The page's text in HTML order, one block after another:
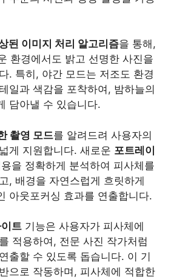
된 이미지 처리 알고리즘을 통해,
환경에서도 밝고 선명한 사진을
. 특히, 야간 모드는 저조도 환경
일과 색감을 포착하여, 밤하늘의
담아낼 수 있습니다.
촬영 모드를 알려드려 사용자의
게 지원합니다. 새로운 포트레이
을 정확하게 분석하여 피사체를
, 배경을 자연스럽게 흐릿하게
아웃포커싱 효과를 연출합니다.
트 기능은 사용자가 피사체에
적용하여, 전문 사진 작가처럼
출할 수 있도록 돕습니다. 이 기
으로 작동하며, 피사체에 적합한